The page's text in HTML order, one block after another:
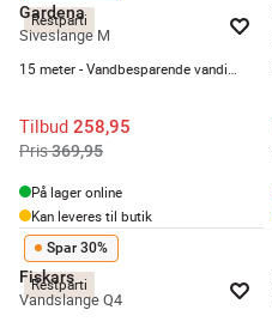
Restparti
Gardena
Siveslange M
Tilbud 258,95
Pris369,95
På lager online
Kan leveres til butik
Restparti
Spar 30%
Fiskars
Vandslange Q4